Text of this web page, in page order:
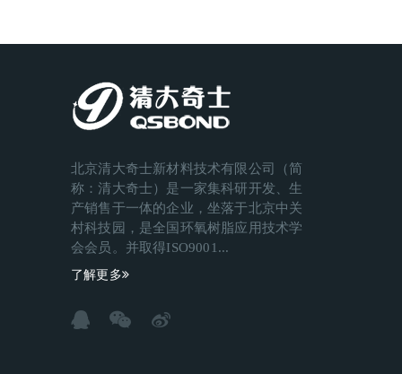
北京清大奇士新材料技术有限公司（简
称：清大奇士）是一家集科研开发、生
产销售于一体的企业，坐落于北京中关
村科技园，是全国环氧树脂应用技术学
会会员。并取得ISO9001...
了解更多